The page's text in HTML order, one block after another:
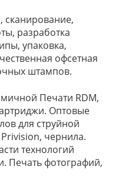
сканирование,
разработка
упаковка,
офсетная
штампов.
Печати RDM,
Оптовые
для струйной
чернила.
технологий
Печать фотографий,